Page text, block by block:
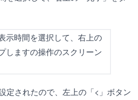
定されたので、左上の「<」ボタン